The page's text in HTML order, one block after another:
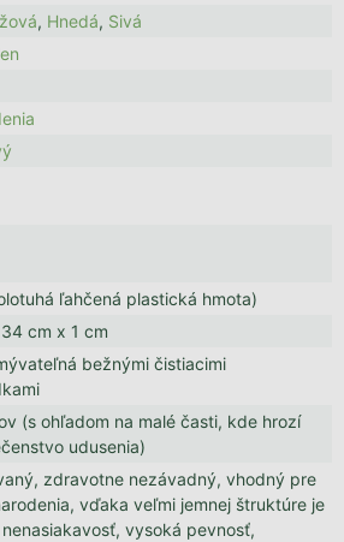
, Hnedá, Sivá
ľahčená plastická hmota)
cm x 1 cm
bežnými čistiacimi
(s ohľadom na malé časti, kde hrozí
udusenia)
zdravotne nezávadný, vhodný pre
vďaka veľmi jemnej štruktúre je
vysoká pevnosť,